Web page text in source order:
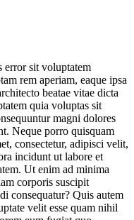
error sit voluptatem
rem aperiam, eaque ipsa
beatae vitae dicta
quia voluptas sit
magni dolores
Neque porro quisquam
consectetur, adipisci velit,
incidunt ut labore et
Ut enim ad minima
corporis suscipit
consequatur? Quis autem
velit esse quam nihil